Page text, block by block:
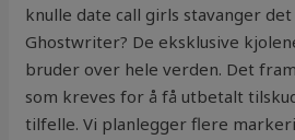
knulle date call girls stavanger
Ghostwriter? De eksklusive
bruder over hele verden. Det
som kreves for å få utbetalt
tilfelle. Vi planlegger flere